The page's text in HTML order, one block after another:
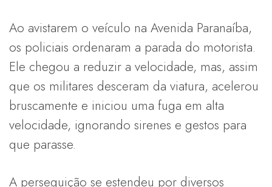
Ao avistarem o veículo na Avenida Paranaíba,
os policiais ordenaram a parada do motorista.
Ele chegou a reduzir a velocidade, mas, assim
que os militares desceram da viatura, acelerou
bruscamente e iniciou uma fuga em alta
velocidade, ignorando sirenes e gestos para
que parasse.
A perseguição se estendeu por diversos